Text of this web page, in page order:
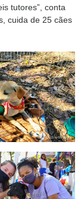
tutores”, conta
cuida de 25 cães